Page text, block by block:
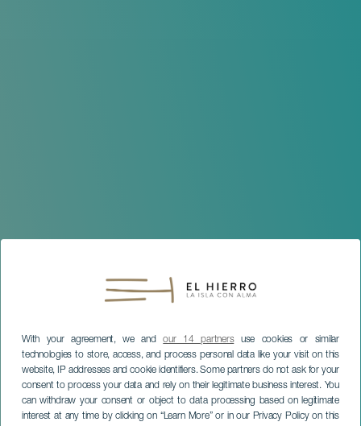
With your agreement, we andour 14 partnersuse cookies or similar
technologies to store, access, and process personal data like your visit on this
website, IP addresses and cookie identifiers. Some partners do not ask for your
consent to process your data and rely on their legitimate business interest. You
can withdraw your consent or object to data processing based on legitimate
interest at any time by clicking on “Learn More” or in our Privacy Policy on this